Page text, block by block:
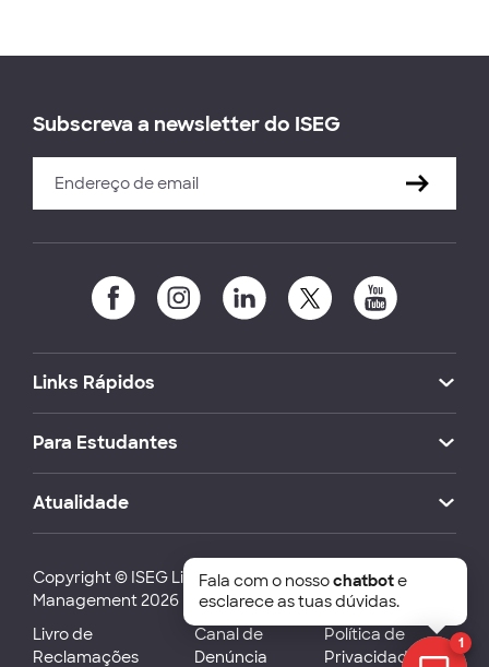
Subscreva a newsletter do ISEG
Links Rápidos
Para Estudantes
Atualidade
Copyright © ISEG Lisbon School of Economics and
Management 2026
Livro de
Reclamações
Canal de
Denúncia
Política de
Privacidade
1
Fala com o nossochatbote
esclarece as tuas dúvidas.